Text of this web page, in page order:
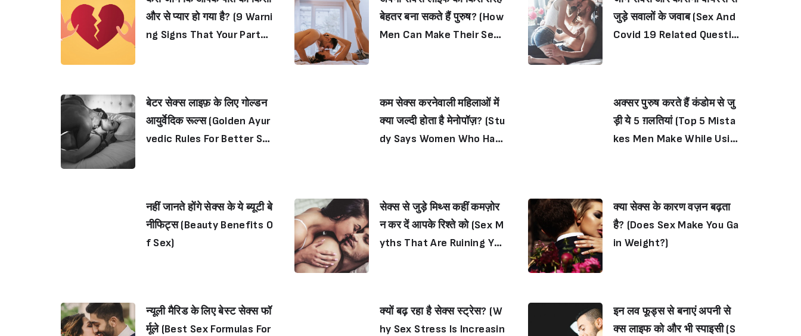
और से प्यार हो गया है? (9 Warni
ng Signs That Your Partne
बेहतर बना सकते हैं पुरुष? (How
Men Can Make Their Sex
जुड़े सवालों के जवाब (Sex And
Covid 19 Related Questio
बेटर सेक्स लाइफ़ के लिए गोल्डन
आयुर्वेदिक रूल्स (Golden Ayur
vedic Rules For Better Se
कम सेक्स करनेवाली महिलाओं में
क्या जल्दी होता है मेनोपॉज़? (Stu
dy Says Women Who Hav
अक्सर पुरुष करते हैं कंडोम से जु
ड़ी ये 5 ग़लतियां (Top 5 Mista
kes Men Make While Usin
नहीं जानते होंगे सेक्स के ये ब्यूटी बे
नीफिट्स (Beauty Benefits O
f Sex)
सेक्स से जुड़े मिथ्स कहीं कमज़ोर
न कर दें आपके रिश्ते को (Sex M
yths That Are Ruining You
क्या सेक्स के कारण वज़न बढ़ता
है? (Does Sex Make You Ga
in Weight?)
न्यूली मैरिड के लिए बेस्ट सेक्स फॉ
र्मूले (Best Sex Formulas For
क्यों बढ़ रहा है सेक्स स्ट्रेस? (W
hy Sex Stress Is Increasin
इन लव फूड्स से बनाएं अपनी से
क्स लाइफ को और भी स्पाइसी (S